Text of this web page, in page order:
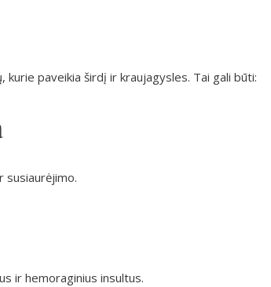
paveikia širdį ir kraujagysles. Tai gali būti:
susiaurėjimo.
ir hemoraginius insultus.